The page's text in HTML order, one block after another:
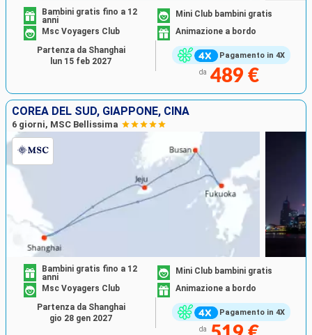
Pagamento in 4X
Bambini gratis fino a 12
anni
Mini Club bambini gratis
Msc Voyagers Club
Animazione a bordo
da 489 €
Partenza da Shanghai
lun 15 feb 2027
COREA DEL SUD, GIAPPONE, CINA
6 giorni, MSC Bellissima
Pagamento in 4X
Bambini gratis fino a 12
anni
Mini Club bambini gratis
Msc Voyagers Club
Animazione a bordo
da
Partenza da Shanghai
gio 28 gen 2027